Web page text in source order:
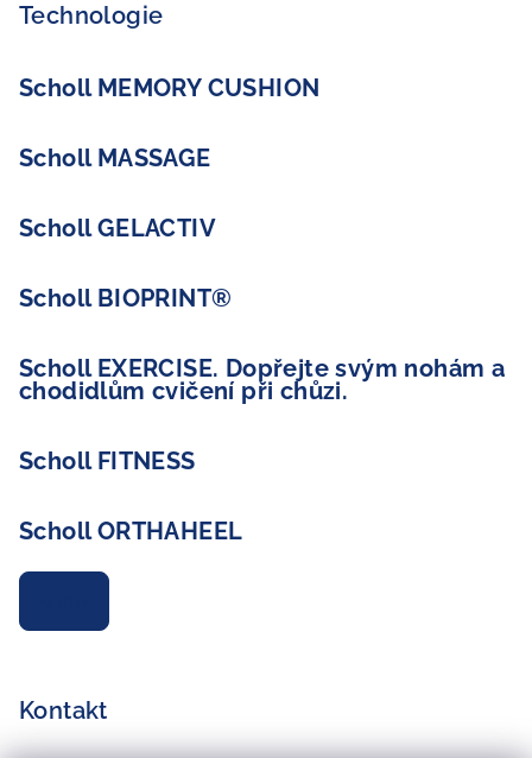
Technologie
Scholl MEMORY CUSHION
Scholl MASSAGE
Scholl GELACTIV
Scholl BIOPRINT®
Scholl EXERCISE. Dopřejte svým nohám a
chodidlům cvičení při chůzi.
Scholl FITNESS
Scholl ORTHAHEEL
Kontakt